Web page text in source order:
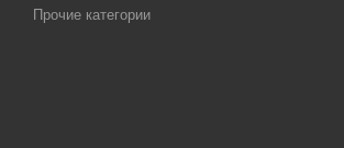
Прочие категории